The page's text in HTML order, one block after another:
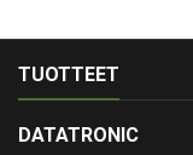
TUOTTEET
DATATRONIC